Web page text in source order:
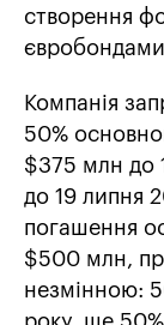
створення
Компанія
50%
$375 млн до
до 19 липня
погашення
$500 млн,
незмінною: